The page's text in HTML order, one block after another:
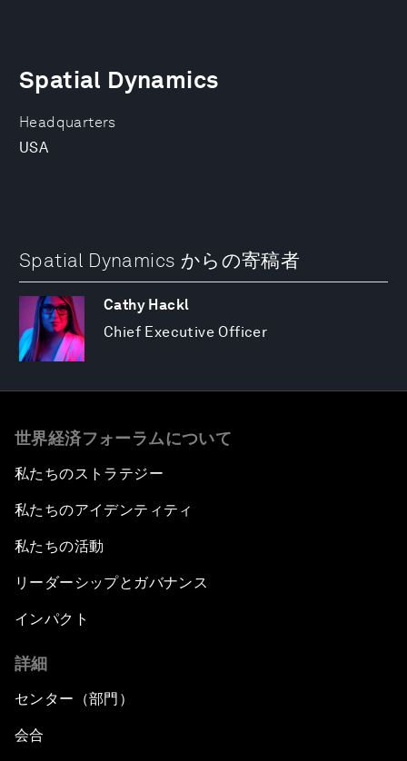
Headquarters
USA
Spatial Dynamics
Spatial Dynamics からの寄稿者
Cathy Hackl
Chief Executive Officer
世界経済フォーラムについて
私たちのストラテジー
私たちのアイデンティティ
私たちの活動
リーダーシップとガバナンス
インパクト
詳細
センター（部門）
会合